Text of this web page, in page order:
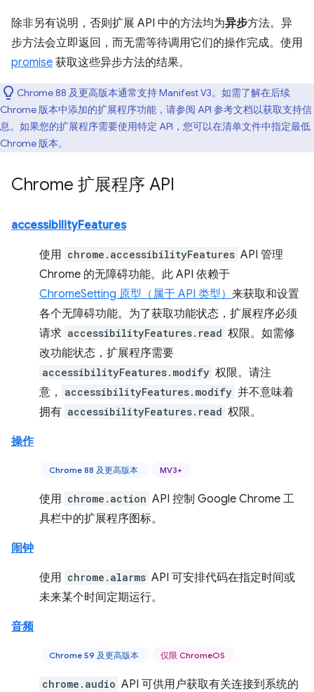
除非另有说明，否则扩展 API 中的方法均为异步方法。异
步方法会立即返回，而无需等待调用它们的操作完成。使用
promise 获取这些异步方法的结果。
Chrome 88 及更高版本通常支持 Manifest V3。如需了解在后续
Chrome 版本中添加的扩展程序功能，请参阅 API 参考文档以获取支持信
息。如果您的扩展程序需要使用特定 API，您可以在清单文件中指定最低
Chrome 版本。
Chrome 扩展程序 API
accessibilityFeatures
使用 chrome.accessibilityFeatures API 管理
Chrome 的无障碍功能。此 API 依赖于
ChromeSetting 原型（属于 API 类型） 来获取和设置
各个无障碍功能。为了获取功能状态，扩展程序必须
请求 accessibilityFeatures.read 权限。如需修
改功能状态，扩展程序需要
accessibilityFeatures.modify 权限。请注
意，
accessibilityFeatures.modify 并不意味着
拥有 accessibilityFeatures.read 权限。
操作
Chrome 88 及更高版本 MV3+
使用 chrome.action API 控制 Google Chrome 工
具栏中的扩展程序图标。
闹钟
使用 chrome.alarms API 可安排代码在指定时间或
未来某个时间定期运行。
音频
Chrome 59 及更高版本 仅限 ChromeOS
chrome.audio API 可供用户获取有关连接到系统的